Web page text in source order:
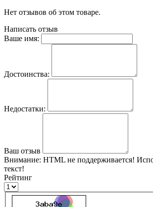
Нет отзывов об этом товаре.
Написать отзыв
Ваше имя:
Достоинства:
Недостатки:
Ваш отзыв
Внимание: HTML не поддерживается!
текст!
Рейтинг